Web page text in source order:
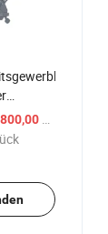
$